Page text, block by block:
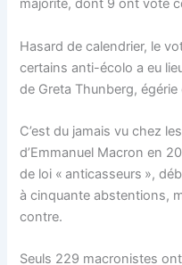
majorité, dont 9 ont voté
Hasard de calendrier, le
certains anti-écolo a eu
de Greta Thunberg,
C’est du jamais vu chez
d’Emmanuel Macron en
de loi « anticasseurs »,
à cinquante abstentions,
contre.
Seuls 229 macronistes